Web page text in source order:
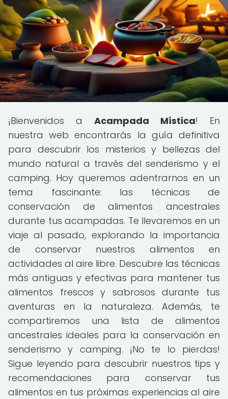
¡Bienvenidos a Acampada Mística! En
nuestra web encontrarás la guía definitiva
para descubrir los misterios y bellezas del
mundo natural a través del senderismo y el
camping. Hoy queremos adentrarnos en un
tema fascinante: las técnicas de
conservación de alimentos ancestrales
durante tus acampadas. Te llevaremos en un
viaje al pasado, explorando la importancia
de conservar nuestros alimentos en
actividades al aire libre. Descubre las técnicas
más antiguas y efectivas para mantener tus
alimentos frescos y sabrosos durante tus
aventuras en la naturaleza. Además, te
compartiremos una lista de alimentos
ancestrales ideales para la conservación en
senderismo y camping. ¡No te lo pierdas!
Sigue leyendo para descubrir nuestros tips y
recomendaciones para conservar tus
alimentos en tus próximas experiencias al aire